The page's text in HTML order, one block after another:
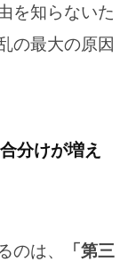
を知らないた
の最大の原因
分けが増え
は、
「第三